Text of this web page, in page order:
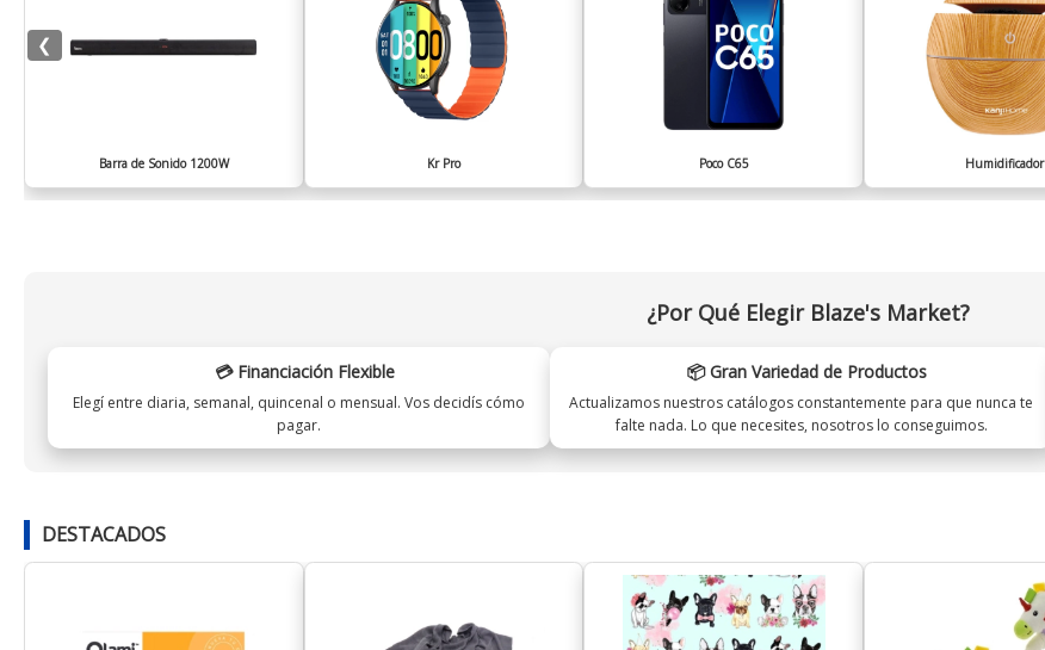
❮
Barra de Sonido 1200W Kr Pro Poco C65 Humidificador
¿Por Qué Elegir Blaze's Market?
💳 Financiación Flexible
Elegí entre diaria, semanal, quincenal o mensual. Vos decidís cómo
pagar.
📦 Gran Variedad de Productos
Actualizamos nuestros catálogos constantemente para que nunca te
falte nada. Lo que necesites, nosotros lo conseguimos.
DESTACADOS